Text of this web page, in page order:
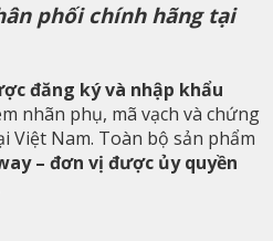
phối chính hãng tại
đăng ký và nhập khẩu
nhãn phụ, mã vạch và chứng
Việt Nam. Toàn bộ sản phẩm
– đơn vị được ủy quyền